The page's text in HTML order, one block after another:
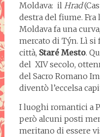
Moldava: il Hrad
destra del fiume. Fra
Moldava fa una
mercato di Týn. Lì si
città, Staré Mesto.
del XIV secolo,
del Sacro Romano
diventò l’eccelsa
I luoghi romantici a
però alcuni posti
meritano di essere